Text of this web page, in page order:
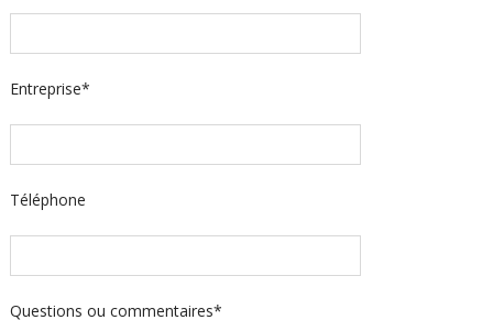
Entreprise*
Téléphone
Questions ou commentaires*